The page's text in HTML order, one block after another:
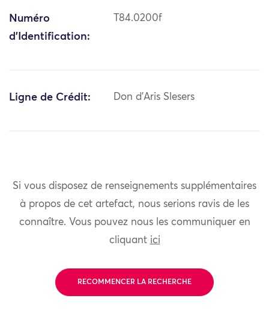
Numéro
d'Identification:
T84.0200f
Ligne de Crédit: Don d'Aris Slesers
Si vous disposez de renseignements supplémentaires
à propos de cet artefact, nous serions ravis de les
connaître. Vous pouvez nous les communiquer en
cliquant ici
RECOMMENCER LA RECHERCHE